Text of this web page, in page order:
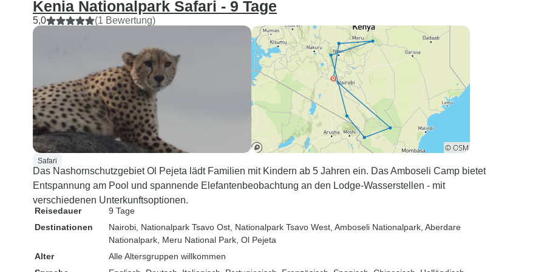
Kenia Nationalpark Safari - 9 Tage
5,0 (1 Bewertung)
Safari
Das Nashornschutzgebiet Ol Pejeta lädt Familien mit Kindern ab 5 Jahren ein. Das Amboseli Camp bietet
Entspannung am Pool und spannende Elefantenbeobachtung an den Lodge-Wasserstellen - mit
verschiedenen Unterkunftsoptionen.
Reisedauer
9 Tage
Destinationen
Nairobi , Nationalpark Tsavo Ost , Nationalpark Tsavo West , Amboseli Nationalpark , Aberdare
Nationalpark , Meru National Park , Ol Pejeta
Alter
Alle Altersgruppen willkommen